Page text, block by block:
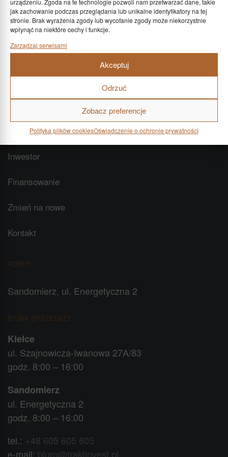
urządzeniu. Zgoda na te technologie pozwoli nam przetwarzać dane, takie
jak zachowanie podczas przeglądania lub unikalne identyfikatory na tej
stronie. Brak wyrażenia zgody lub wycofanie zgody może niekorzystnie
wpłynąć na niektóre cechy i funkcje.
Zarządzaj serwisami
Akceptuj
Odrzuć
Zobacz preferencje
Polityka plików cookiesOświadczenie o ochronie prywatności
Kapitał zakładowy: 150 000 zł
MENU
Strona główna
Mieszkania
Inwestor
Finansowanie
Zmień na nowe
Kontakt
ADRES
Sandomierz, ul. Energetyczna 2
BIURA SPRZEDAŻY
Kielce
ul. Szajnowicza-Iwanowa 27A/83
godz. 8:00 – 16:00
Sandomierz
ul. Energetyczna 2
godz. 8:00 – 16:00
tel.: +48 605 605 605
e-mail: biuro@traktinvest.pl